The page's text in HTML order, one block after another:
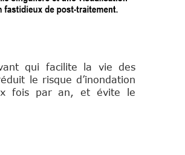
qui facilite la vie des
le risque d’inondation
fois par an, et évite le